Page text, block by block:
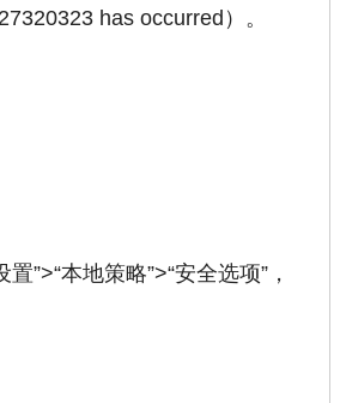
has occurred）。
”>“本地策略”>“安全选项”，